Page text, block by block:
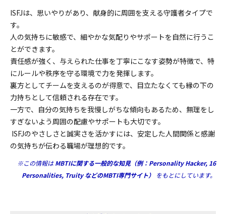
ISFJは、思いやりがあり、献身的に周囲を支える守護者タイプで
す。
人の気持ちに敏感で、細やかな気配りやサポートを自然に行うこ
とができます。
責任感が強く、与えられた仕事を丁寧にこなす姿勢が特徴で、特
にルールや秩序を守る環境で力を発揮します。
裏方としてチームを支えるのが得意で、目立たなくても縁の下の
力持ちとして信頼される存在です。
一方で、自分の気持ちを我慢しがちな傾向もあるため、無理をし
すぎないよう周囲の配慮やサポートも大切です。
ISFJのやさしさと誠実さを活かすには、安定した人間関係と感謝
の気持ちが伝わる職場が理想的です。
※この情報はMBTIに関する一般的な知見（例：Personality Hacker, 16
Personalities, Truity などのMBTI専門サイト）
をもとにしています。